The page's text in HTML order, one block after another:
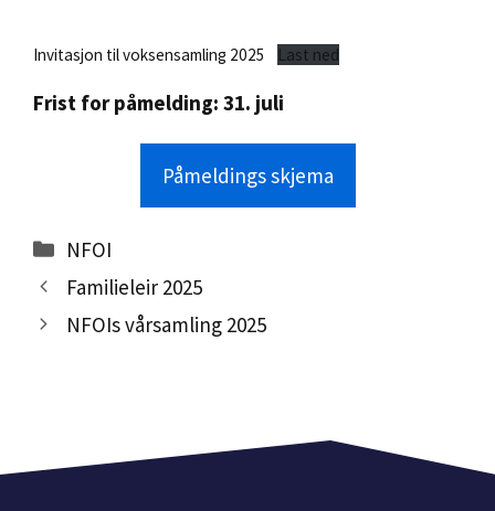
Invitasjon til voksensamling 2025 Last ned
Frist for påmelding: 31. juli
Påmeldings skjema
Kategorier
NFOI
Familieleir 2025
NFOIs vårsamling 2025